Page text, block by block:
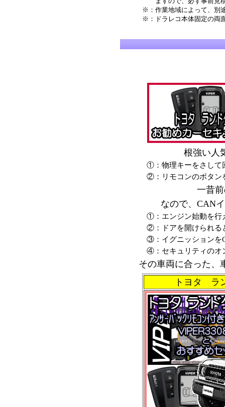
※：作業地域によって、別
※：ドラレコ本体固定の両
根強い人
①：物理キーをさして
②：リモコンのボタン
一昔
なので、CAN
①：エンジン始動を行
②：ドアを開けられる
③：イグニッションを
④：セキュリティのオ
その車両に合った、
トヨタ ラ